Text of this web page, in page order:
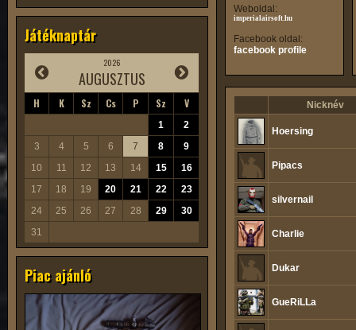
Játéknaptár
2026
AUGUSZTUS
H K Sz Cs P Sz V
1
2
3
4 5 6 7 8
9
10
11 12 13 14 15
16
17
18 19 20 21 22
23
24
25 26 27 28 29
30
31
Piac ajánló
Weboldal:
imperialairsoft.hu
Facebook oldal:
facebook profile
Nicknév
Hoersing
Pipacs
silvernail
Charlie
Dukar
GueRiLLa